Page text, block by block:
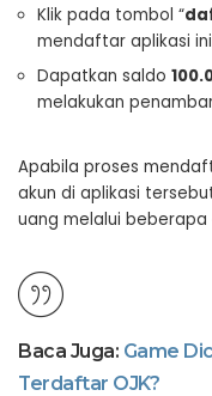
Klik pada tombol “
mendaftar aplikasi
Dapatkan saldo
melakukan
Apabila proses
akun di aplikasi
uang melalui beberapa
Baca Juga: Game
Terdaftar OJK?